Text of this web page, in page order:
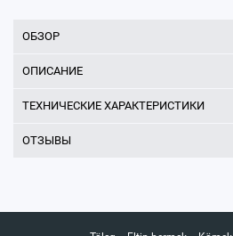
ОБЗОР
ОПИСАНИЕ
ТЕХНИЧЕСКИЕ ХАРАКТЕРИСТИКИ
ОТЗЫВЫ